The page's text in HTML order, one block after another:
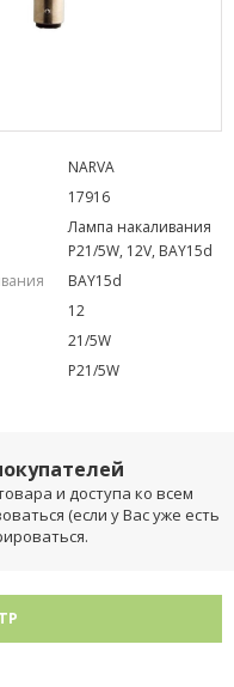
NARVA
17916
Лампа накаливания
P21/5W, 12V, BAY15d
BAY15d
12
21/5W
P21/5W
и доступа ко всем
(если у Вас уже есть